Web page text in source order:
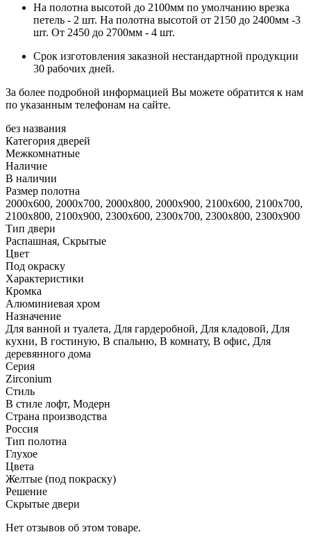
На полотна высотой до 2100мм по умолчанию врезка
петель - 2 шт. На полотна высотой от 2150 до 2400мм -3
шт. От 2450 до 2700мм - 4 шт.
Срок изготовления заказной нестандартной продукции
30 рабочих дней.
За более подробной информацией Вы можете обратится к нам
по указанным телефонам на сайте.
без названия
Категория дверей
Межкомнатные
Наличие
В наличии
Размер полотна
2000х600, 2000х700, 2000х800, 2000х900, 2100х600, 2100х700,
2100х800, 2100х900, 2300х600, 2300х700, 2300х800, 2300х900
Тип двери
Распашная, Скрытые
Цвет
Под окраску
Характеристики
Кромка
Алюминиевая хром
Назначение
Для ванной и туалета, Для гардеробной, Для кладовой, Для
кухни, В гостиную, В спальню, В комнату, В офис, Для
деревянного дома
Серия
Zirconium
Стиль
В стиле лофт, Модерн
Страна производства
Россия
Тип полотна
Глухое
Цвета
Желтые (под покраску)
Решение
Скрытые двери
Нет отзывов об этом товаре.